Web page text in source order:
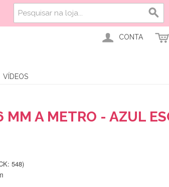
CONTA
VÍDEOS
MM A METRO - AZUL
548)